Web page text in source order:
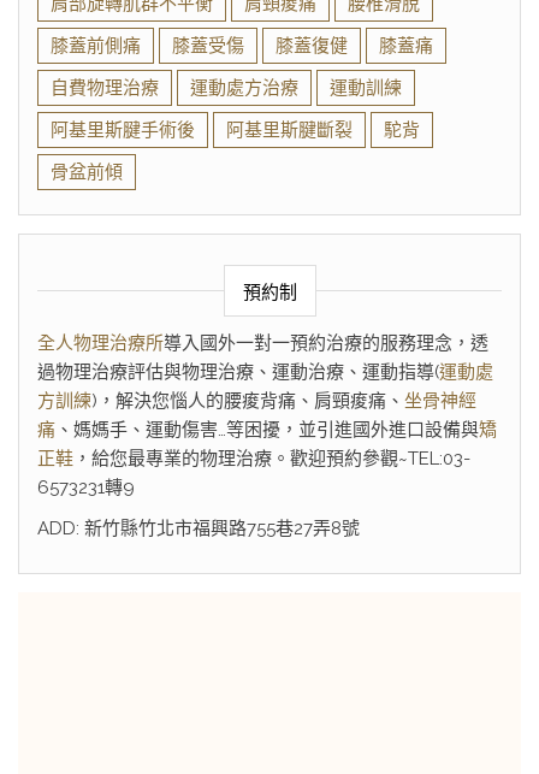
膝蓋前側痛
膝蓋受傷 膝蓋復健
膝蓋痛
自費物理治療
運動處方治療
運動訓練
阿基里斯腱手術後
阿基里斯腱斷裂
駝背
骨盆前傾
預約制
全人物理治療所導入國外一對一預約治療的服務理念，透
過物理治療評估與物理治療、運動治療、運動指導(運動處
方訓練)，解決您惱人的腰痠背痛、肩頸痠痛、 坐骨神經
痛 、媽媽手、運動傷害…等困擾，並引進國外進口設備與矯
正鞋 ，給您最專業的物理治療。歡迎預約參觀~TEL:03-
6573231轉9
ADD: 新竹縣竹北市福興路755巷27弄8號